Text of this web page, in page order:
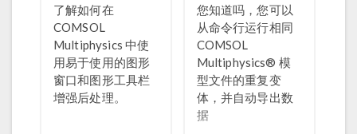
了解如何在
COMSOL
Multiphysics 中使
用易于使用的图形
窗口和图形工具栏
增强后处理。
您知道吗，您可以
从命令行运行相同
COMSOL
Multiphysics® 模
型文件的重复变
体，并自动导出数
据